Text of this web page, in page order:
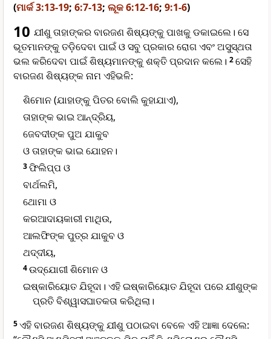
(ମାର୍କ 3:13-19; 6:7-13; ଲୂକ 6:12-16; 9:1-6)
10 ଯୀଶୁ ତାହାଙ୍କର ବାରଜଣ ଶିଷ୍ୟଙ୍କୁ ପାଖକୁ ଡକାଇଲେ। ସେ
ଭୂତମାନଙ୍କୁ ତଡ଼ିଦେବା ପାଇଁ ଓ ସବୁ ପ୍ରକାର ରୋଗ ଏବଂ ଅସୁସ୍ଥତା
ଭଲ କରିଦେବା ପାଇଁ ଶିଷ୍ୟମାନଙ୍କୁ ଶକ୍ତି ପ୍ରଦାନ କଲେ। 2ସେହି
ବାରଜଣ ଶିଷ୍ୟଙ୍କ ନାମ ଏହିଭଳି:
ଶିମୋନ (ଯାହାଙ୍କୁ ପିତର ବୋଲି କୁହାଯାଏ),
ତାହାଙ୍କ ଭାଇ ଆନ୍ଦ୍ରିୟ,
ଜେବଦୀଙ୍କ ପୁଅ ଯାକୁବ
ଓ ତାହାଙ୍କ ଭାଇ ଯୋହନ।
3ଫିଲି‌ପ୍‌ପ ଓ
ବାର୍ଥଲମି,
ଥୋମା ଓ
କରଆଦାୟକାରୀ ମାଥିଉ,
ଆଲଫିଙ୍କ ପୁତ୍ର ଯାକୁବ ଓ
ଥଦ୍ଦୀୟ,
4ଉ‌‌‌‌‌‌‌ଦ୍‌‌ଯୋଗୀ ଶିମୋନ ଓ
ଇଷ୍କାରିୟୋତ ଯିହୂଦା। ଏହି ଇଷ୍କାରିୟୋତ ଯିହୂଦା ପରେ ଯୀଶୁଙ୍କ
ପ୍ରତି ବିଶ୍ୱାସଘାତକତା କରିଥିଲା।
5ଏହି ବାରଜଣ ଶିଷ୍ୟଙ୍କୁ ଯୀଶୁ ପଠାଇବା ବେଳେ ଏହି ଆଜ୍ଞା ଦେଲେ: